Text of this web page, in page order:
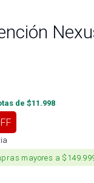
de $11.998
mayores a